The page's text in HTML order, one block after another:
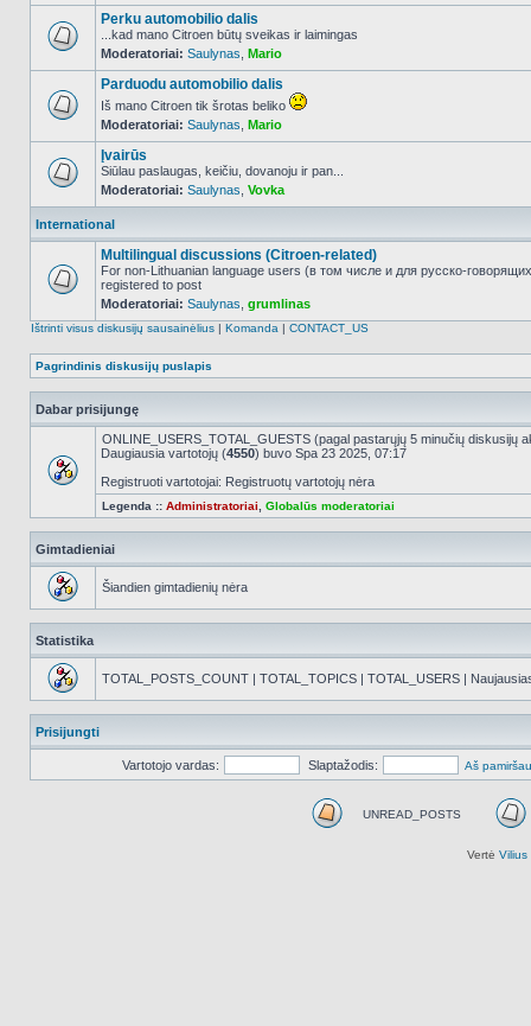
NO_UNREAD_POSTS
Perku automobilio dalis
...kad mano Citroen būtų sveikas ir laimingas
Moderatoriai: Saulynas Mario
NO_UNREAD_POSTS
Parduodu automobilio dalis
Iš mano Citroen tik šrotas beliko
Moderatoriai: Saulynas Mario
NO_UNREAD_POSTS
Įvairūs
Siūlau paslaugas, keičiu, dovanoju ir pan...
Moderatoriai: Saulynas Vovka
International
NO_UNREAD_POSTS
Multilingual discussions (Citroen-related)
For non-Lithuanian language users (в том числе и для русско-
registered to post
Moderatoriai: Saulynas grumlinas
Ištrinti visus diskusijų sausainėlius | Komanda | CONTACT_US
Pagrindinis diskusijų puslapis
Dabar prisijungę
ONLINE_USERS_TOTAL_GUESTS (pagal pastarųjų 5 minučių diskusijų
Daugiausia vartotojų (4550) buvo Spa 23 2025, 07:17
Registruoti vartotojai: Registruotų vartotojų nėra
Legenda :: Administratoriai Globalūs moderatoriai
Gimtadieniai
Šiandien gimtadienių nėra
Statistika
TOTAL_POSTS_COUNT | TOTAL_TOPICS | TOTAL_USERS |
Prisijungti
Vartotojo vardas: Slaptažodis: Aš
UNREAD_POSTS
Vertė Vilius